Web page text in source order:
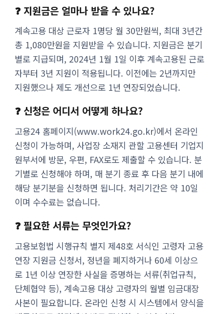
❓ 지원금은 얼마나 받을 수 있나요?
계속고용 대상 근로자 1명당 월 30만원씩, 최대 3년간
총 1,080만원을 지원받을 수 있습니다. 지원금은 분기
별로 지급되며, 2024년 1월 1일 이후 계속고용된 근로
자부터 3년 지원이 적용됩니다. 이전에는 2년까지만
지원했으나 제도 개선으로 1년 연장되었습니다.
❓ 신청은 어디서 어떻게 하나요?
고용24 홈페이지(www.work24.go.kr)에서 온라인
신청이 가능하며, 사업장 소재지 관할 고용센터 기업지
원부서에 방문, 우편, FAX로도 제출할 수 있습니다. 분
기별로 신청해야 하며, 매 분기 종료 후 다음 분기 내에
해당 분기분을 신청하면 됩니다. 처리기간은 약 10일
이며 수수료는 없습니다.
❓ 필요한 서류는 무엇인가요?
고용보험법 시행규칙 별지 제48호 서식인 고령자 고용
연장 지원금 신청서, 정년을 폐지하거나 60세 이상으
로 1년 이상 연장한 사실을 증명하는 서류(취업규칙,
단체협약 등), 계속고용 대상 고령자의 월별 임금대장
사본이 필요합니다. 온라인 신청 시 시스템에서 양식을